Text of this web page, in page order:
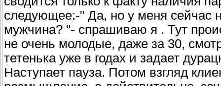
следующее:-" Да, но у меня сейчас
мужчина? "- спрашиваю я . Тут
не очень молодые, даже за 30,
тетенька уже в годах и задает
Наступает пауза. Потом взгляд